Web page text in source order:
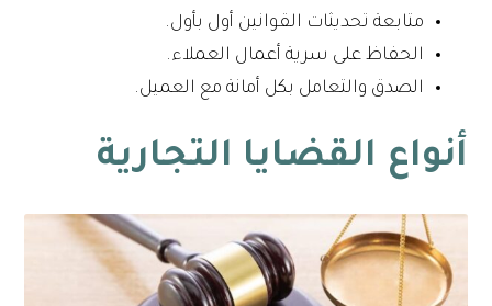
متابعة تحديثات القوانين أول بأول.
الحفاظ على سرية أعمال العملاء.
الصدق والتعامل بكل أمانة مع العميل.
أنواع القضايا التجارية